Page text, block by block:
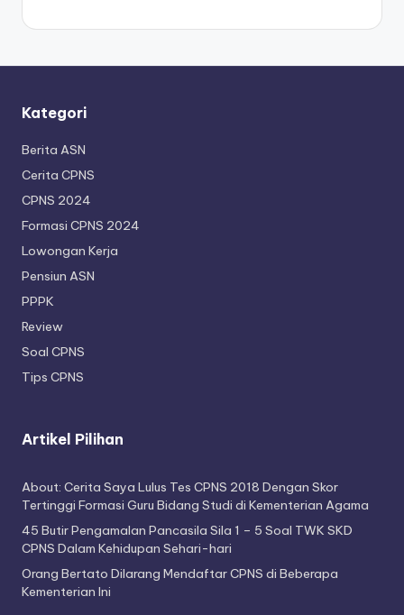
Kategori
Berita ASN
Cerita CPNS
CPNS 2024
Formasi CPNS 2024
Lowongan Kerja
Pensiun ASN
PPPK
Review
Soal CPNS
Tips CPNS
Artikel Pilihan
About: Cerita Saya Lulus Tes CPNS 2018 Dengan Skor
Tertinggi Formasi Guru Bidang Studi di Kementerian Agama
45 Butir Pengamalan Pancasila Sila 1 – 5 Soal TWK SKD
CPNS Dalam Kehidupan Sehari-hari
Orang Bertato Dilarang Mendaftar CPNS di Beberapa
Kementerian Ini